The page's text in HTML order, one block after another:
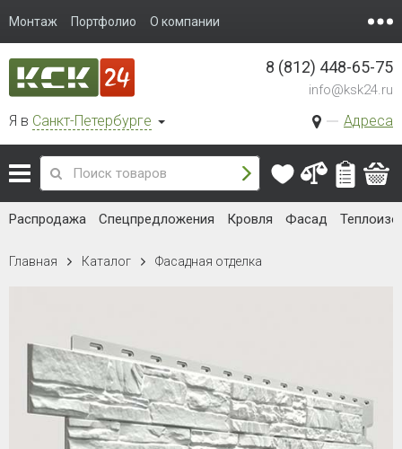
Монтаж Портфолио О компании
Я в Санкт-Петербурге Адреса
8 (812) 448-65-75
info@ksk24.ru
Распродажа Спецпредложения Кровля Фасад
Главная Каталог Фасадная отделка